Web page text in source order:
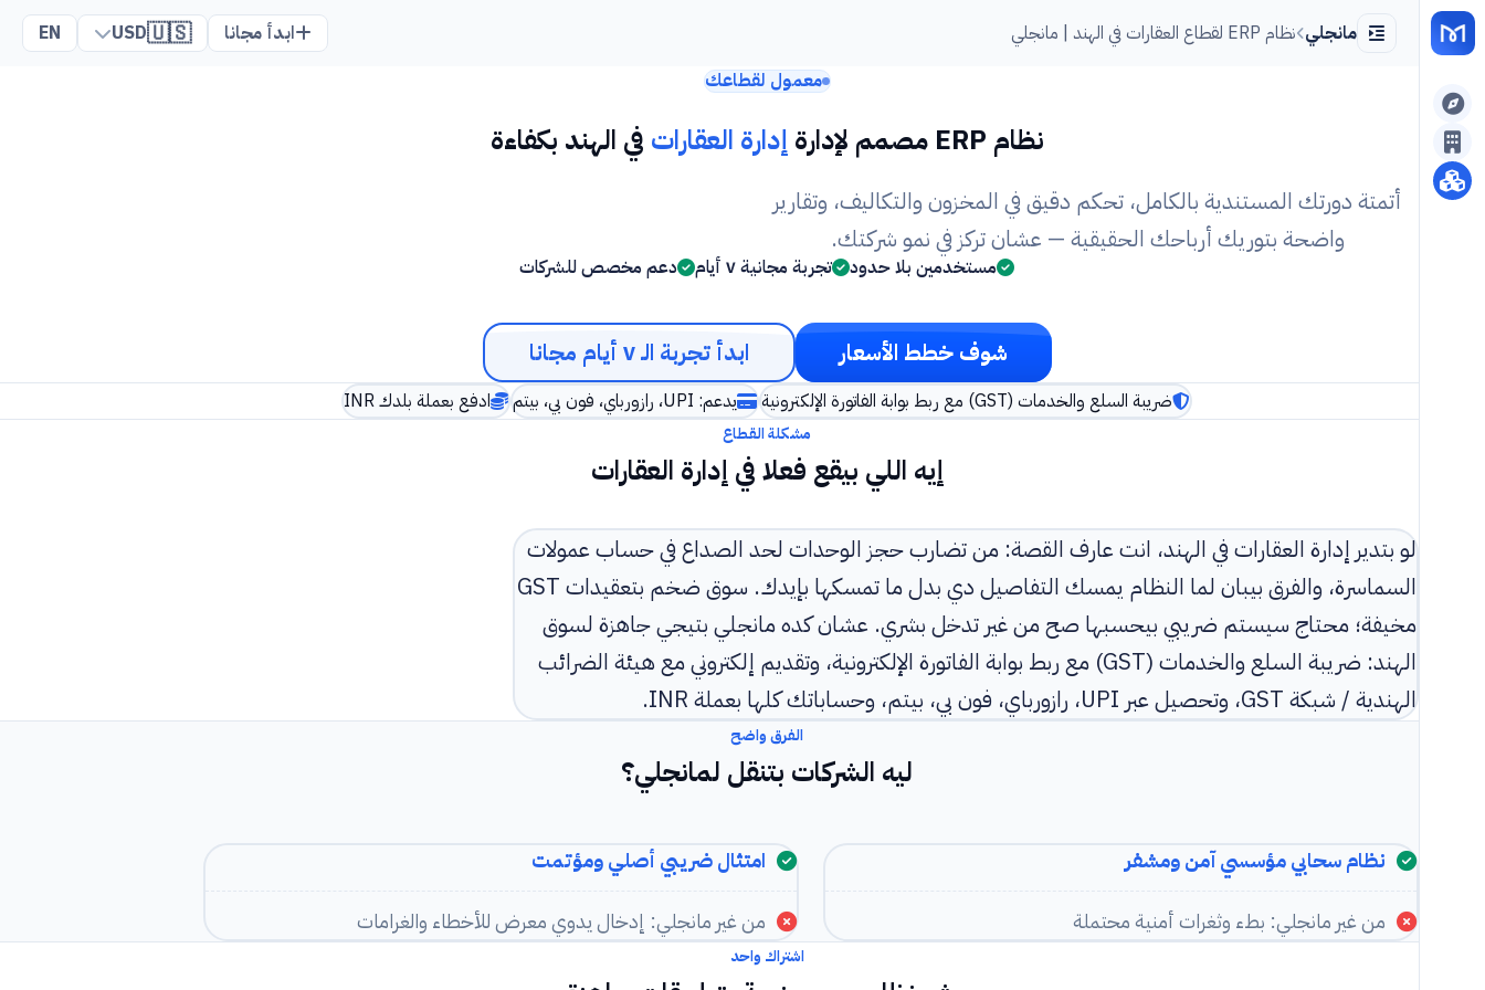
مانجلي نظام ERP لقطاع العقارات في الهند | مانجلي ابدأ مجانا 🇺🇸
USD
EN
معمول لقطاعك
نظام ERP مصمم لإدارة إدارة العقارات في الهند بكفاءة
أتمتة دورتك المستندية بالكامل، تحكم دقيق في المخزون والتكاليف، وتقارير
واضحة بتوريك أرباحك الحقيقية — عشان تركز في نمو شركتك.
مستخدمين بلا حدود تجربة مجانية ٧ أيام دعم مخصص للشركات
شوف خطط الأسعار ابدأ تجربة الـ ٧ أيام مجانا
ضريبة السلع والخدمات (GST) مع ربط بوابة الفاتورة الإلكترونية يدعم: UPI، رازورباي، فون بي، بيتم ادفع بعملة بلدك INR
مشكلة القطاع
إيه اللي بيقع فعلا في إدارة العقارات
لو بتدير إدارة العقارات في الهند، انت عارف القصة: من تضارب حجز الوحدات لحد الصداع في حساب عمولات
السماسرة، والفرق بيبان لما النظام يمسك التفاصيل دي بدل ما تمسكها بإيدك. سوق ضخم بتعقيدات GST
مخيفة؛ محتاج سيستم ضريبي بيحسبها صح من غير تدخل بشري. عشان كده مانجلي بتيجي جاهزة لسوق
الهند: ضريبة السلع والخدمات (GST) مع ربط بوابة الفاتورة الإلكترونية، وتقديم إلكتروني مع هيئة الضرائب
الهندية / شبكة GST، وتحصيل عبر UPI، رازورباي، فون بي، بيتم، وحساباتك كلها بعملة INR.
الفرق واضح
ليه الشركات بتنقل لمانجلي؟
نظام سحابي مؤسسي آمن ومشفر
من غير مانجلي: بطء وثغرات أمنية محتملة
امتثال ضريبي أصلي ومؤتمت
من غير مانجلي: إدخال يدوي معرض للأخطاء والغرامات
اشتراك واحد